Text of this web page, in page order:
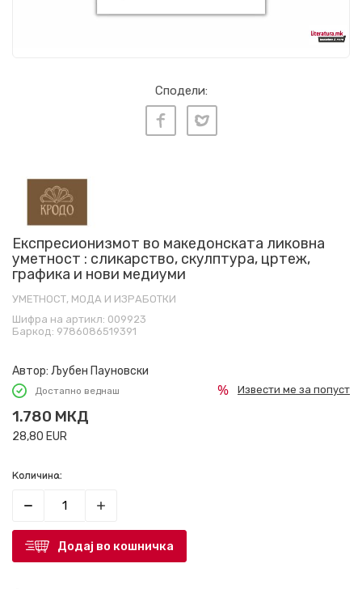
Сподели:
Експресионизмот во македонската ликовна
уметност : сликарство, скулптура, цртеж,
графика и нови медиуми
УМЕТНОСТ, МОДА И ИЗРАБОТКИ
Шифра на артикл: 009923
Баркод: 9786086519391
Автор: Љубен Пауновски
Достапно веднаш
1.780 МКД
28,80 EUR
Извести ме за попуст
Количина:
Додај во кошничка